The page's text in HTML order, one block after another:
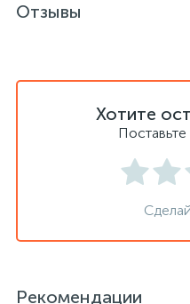
Отзывы
Хотите
Рекомендации
Пюпитры
Сейфы